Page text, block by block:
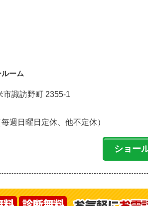
ーム
市諏訪野町 2355-1
週日曜日定休、他不定休）
ショー